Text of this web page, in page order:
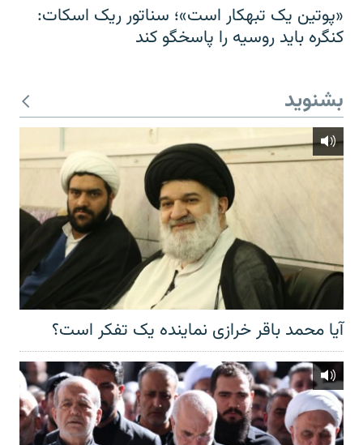
«پوتین یک تبهکار است»؛ سناتور ریک اسکات:
کنگره باید روسیه را پاسخگو کند
بشنوید
آیا محمد باقر خرازی نماینده یک تفکر است؟